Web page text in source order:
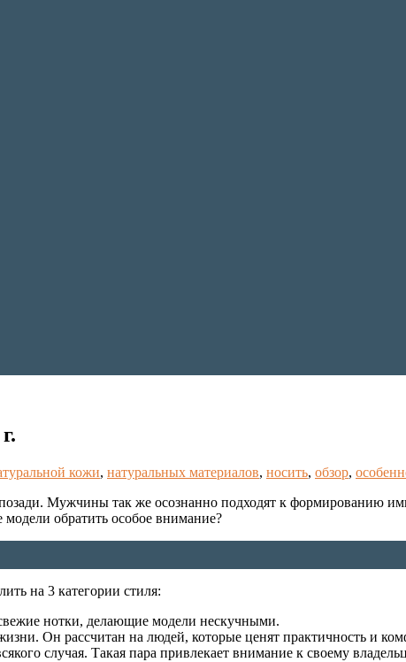
кожи, натуральных материалов, носить, обзор,
Мужчины так же осознанно подходят к формированию
модели обратить особое внимание?
на 3 категории стиля:
нотки, делающие модели нескучными.
Он рассчитан на людей, которые ценят практичность и
случая. Такая пара привлекает внимание к своему